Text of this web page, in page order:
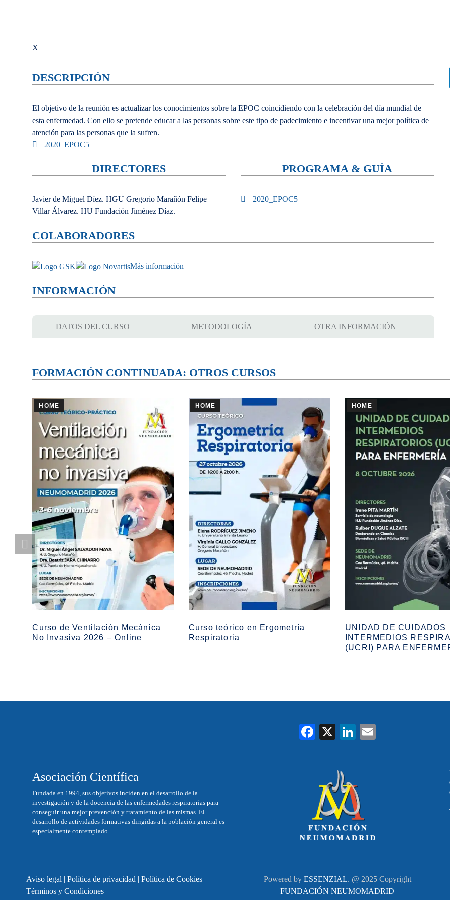
X
DESCRIPCIÓN
El objetivo de la reunión es actualizar los conocimientos sobre la EPOC coincidiendo con la celebración del día mundial de
esta enfermedad. Con ello se pretende educar a las personas sobre este tipo de padecimiento e incentivar una mejor política de
atención para las personas que la sufren.
2020_EPOC5
DIRECTORES
Javier de Miguel Díez. HGU Gregorio Marañón Felipe
Villar Álvarez. HU Fundación Jiménez Díaz.
PROGRAMA & GUÍA
2020_EPOC5
COLABORADORES
Más información
INFORMACIÓN
DATOS DEL CURSO METODOLOGÍA OTRA INFORMACIÓN
FORMACIÓN CONTINUADA: OTROS CURSOS
HOME
Curso de Ventilación Mecánica
No Invasiva 2026 – Online
HOME
Curso teórico en Ergometría
Respiratoria
HOME
UNIDAD DE CUIDADOS
INTERMEDIOS
(UCRI) PARA
Fa
ok
X
Li
Asociación Científica
Fundada en 1994, sus objetivos inciden en el desarrollo de la
investigación y de la docencia de las enfermedades respiratorias para
conseguir una mejor prevención y tratamiento de las mismas. El
desarrollo de actividades formativas dirigidas a la población general es
especialmente contemplado.
Aviso legal |Política de privacidad |Política de Cookies |
Términos y Condiciones
Powered by ESSENZIAL. @ 2025 Copyright
FUNDACIÓN NEUMOMADRID